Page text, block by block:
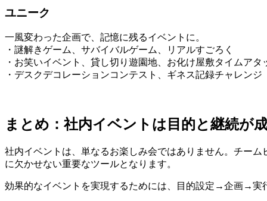
ユニーク
一風変わった企画で、記憶に残るイベントに。
・謎解きゲーム、サバイバルゲーム、リアルすごろく
・お笑いイベント、貸し切り遊園地、お化け屋敷タイムアタ
・デスクデコレーションコンテスト、ギネス記録チャレンジ
まとめ：社内イベントは目的と継続が
社内イベントは、単なるお楽しみ会ではありません。チー
に欠かせない重要なツールとなります。
効果的なイベントを実現するためには、目的設定→企画→